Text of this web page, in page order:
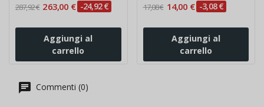
287,92 € 263,00 € -24,92 €
Aggiungi al
carrello
17,08 € 14,00 € -3,08 €
Aggiungi al
carrello
Commenti (0)